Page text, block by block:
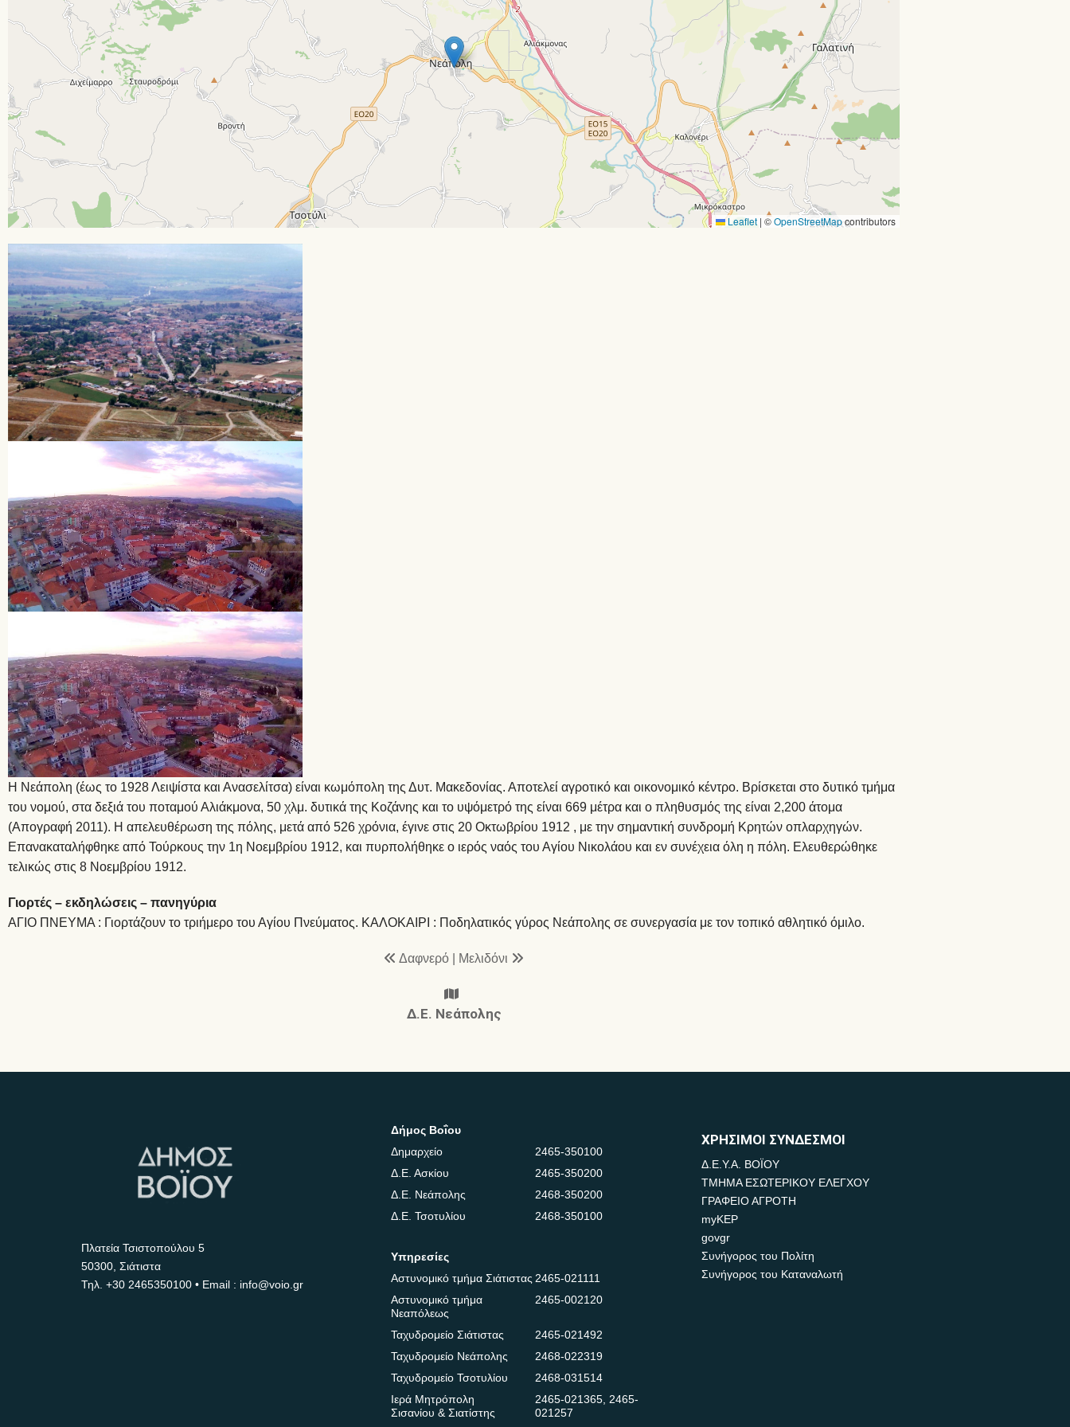
Leaflet | ©OpenStreetMapcontributors
H Νεάπολη (έως το 1928 Λειψίστα και Ανασελίτσα) είναι κωμόπολη της Δυτ. Μακεδονίας. Αποτελεί αγροτικό και οικονομικό κέντρο. Βρίσκεται στο δυτικό τμήμα
του νομού, στα δεξιά του ποταμού Αλιάκμονα, 50 χλμ. δυτικά της Κοζάνης και το υψόμετρό της είναι 669 μέτρα και ο πληθυσμός της είναι 2,200 άτομα
(Απογραφή 2011). Η απελευθέρωση της πόλης, μετά από 526 χρόνια, έγινε στις 20 Οκτωβρίου 1912 , με την σημαντική συνδρομή Κρητών οπλαρχηγών.
Επανακαταλήφθηκε από Τούρκους την 1η Νοεμβρίου 1912, και πυρπολήθηκε ο ιερός ναός του Αγίου Νικολάου και εν συνέχεια όλη η πόλη. Ελευθερώθηκε
τελικώς στις 8 Νοεμβρίου 1912.
Γιορτές – εκδηλώσεις – πανηγύρια
ΑΓΙΟ ΠΝΕΥΜΑ : Γιορτάζουν το τριήμερο του Αγίου Πνεύματος. ΚΑΛΟΚΑΙΡΙ : Ποδηλατικός γύρος Νεάπολης σε συνεργασία με τον τοπικό αθλητικό όμιλο.
Δαφνερό | Μελιδόνι
Δ.Ε. Νεάπολης
Πλατεία Τσιστοπούλου 5
50300, Σιάτιστα
Τηλ. +30 2465350100 • Email : info@voio.gr
Δήμος Βοΐου
Δημαρχείο
2465-350100
Δ.Ε. Ασκίου
2465-350200
Δ.Ε. Νεάπολης
2468-350200
Δ.Ε. Τσοτυλίου
2468-350100
Υπηρεσίες
Αστυνομικό τμήμα Σιάτιστας2465-021111
Αστυνομικό τμήμα
Νεαπόλεως
2465-002120
Ταχυδρομείο Σιάτιστας
2465-021492
Ταχυδρομείο Νεάπολης
2468-022319
Ταχυδρομείο Τσοτυλίου
2468-031514
Ιερά Μητρόπολη
Σισανίου & Σιατίστης
2465-021365,2465-
021257
ΧΡΗΣΙΜΟΙ ΣΥΝΔΕΣΜΟΙ
Δ.Ε.Υ.Α. ΒΟΪΟΥ
ΤΜΗΜΑ ΕΣΩΤΕΡΙΚΟΥ ΕΛΕΓΧΟΥ
ΓΡΑΦΕΙΟ ΑΓΡΟΤΗ
myKEP
govgr
Συνήγορος του Πολίτη
Συνήγορος του Καταναλωτή